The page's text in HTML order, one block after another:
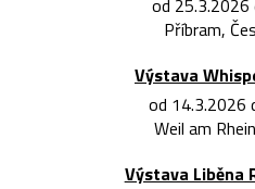
od
Příbram,
Výstava
od 14.3.2026
Weil am
Výstava Liběna